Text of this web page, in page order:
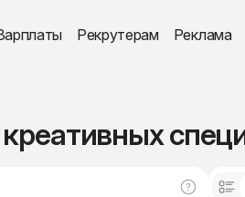
Рекрутерам Реклама